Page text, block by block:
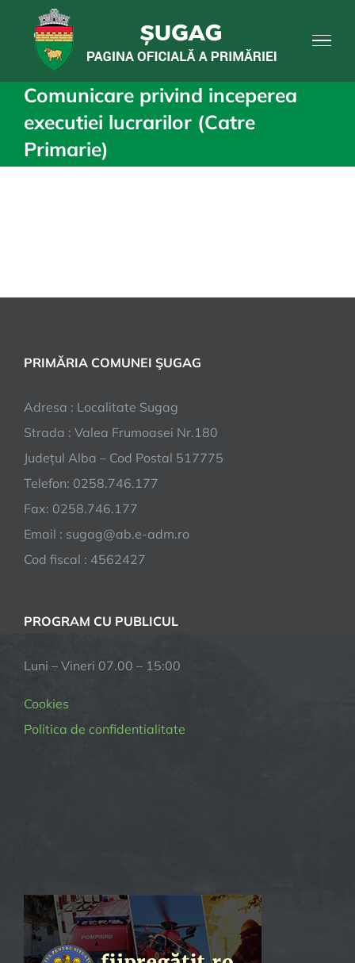
content
Comunicare privind inceperea
executiei lucrarilor (Catre
Primarie)
PRIMĂRIA COMUNEI ŞUGAG
Adresa : Localitate Sugag
Strada : Valea Frumoasei Nr.180
Județul Alba – Cod Postal 517775
Telefon: 0258.746.177
Fax: 0258.746.177
Email : sugag@ab.e-adm.ro
Cod fiscal : 4562427
PROGRAM CU PUBLICUL
Luni – Vineri 07.00 – 15:00
Cookies
Politica de confidentialitate